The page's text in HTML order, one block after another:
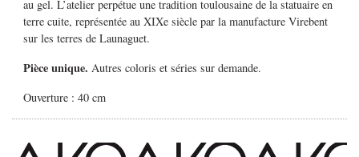
au gel. L’atelier perpétue une tradition toulousaine de la statuaire en
terre cuite, représentée au XIXe siècle par la manufacture Virebent
sur les terres de Launaguet.
Pièce unique. Autres coloris et séries sur demande.
Ouverture : 40 cm